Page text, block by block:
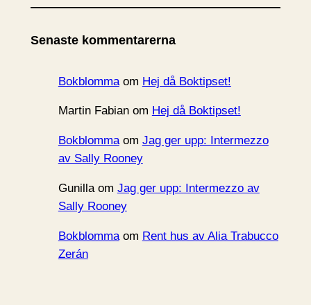
k
v
Senaste kommentarerna
Bokblommaom Hej då Boktipset!
Martin Fabianom Hej då Boktipset!
Bokblommaom Jag ger upp: Intermezzo
av Sally Rooney
Gunillaom Jag ger upp: Intermezzo av
Sally Rooney
Bokblommaom Rent hus av Alia Trabucco
Zerán